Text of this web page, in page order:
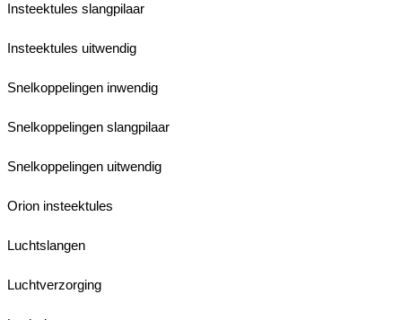
Insteektules slangpilaar
Insteektules uitwendig
Snelkoppelingen inwendig
Snelkoppelingen slangpilaar
Snelkoppelingen uitwendig
Orion insteektules
Luchtslangen
Luchtverzorging